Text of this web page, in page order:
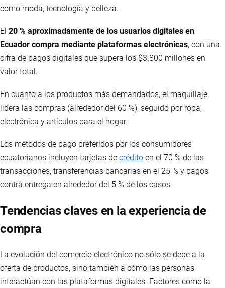
como moda, tecnología y belleza.
El 20 % aproximadamente de los usuarios digitales en
Ecuador compra mediante plataformas electrónicas, con una
cifra de pagos digitales que supera los $3.800 millones en
valor total.
En cuanto a los productos más demandados, el maquillaje
lidera las compras (alrededor del 60 %), seguido por ropa,
electrónica y artículos para el hogar.
Los métodos de pago preferidos por los consumidores
ecuatorianos incluyen tarjetas de crédito en el 70 % de las
transacciones, transferencias bancarias en el 25 % y pagos
contra entrega en alrededor del 5 % de los casos.
Tendencias claves en la experiencia de
compra
La evolución del comercio electrónico no sólo se debe a la
oferta de productos, sino también a cómo las personas
interactúan con las plataformas digitales. Factores como la